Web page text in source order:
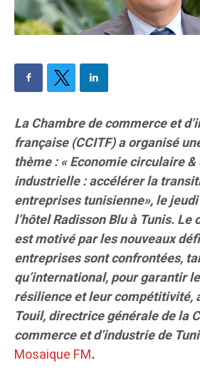
La Chambre de commerce et
française (CCITF) a organisé
thème : « Economie circulaire
industrielle : accélérer la
entreprises tunisienne»,le
l’hôtel Radisson Blu à Tunis. Le
est motivé par les nouveaux
entreprises sont confrontées,
qu’international, pour garantir
résilience et leur compétitivité,
Touil, directrice générale de la
commerce et d’industrie de
Mosaique FM.